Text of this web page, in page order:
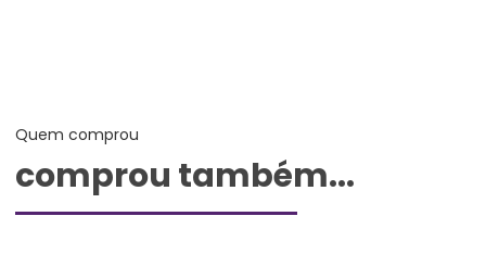
Quem comprou
comprou também...